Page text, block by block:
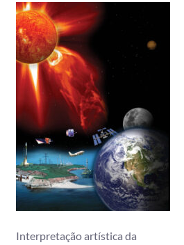
Interpretação artística da